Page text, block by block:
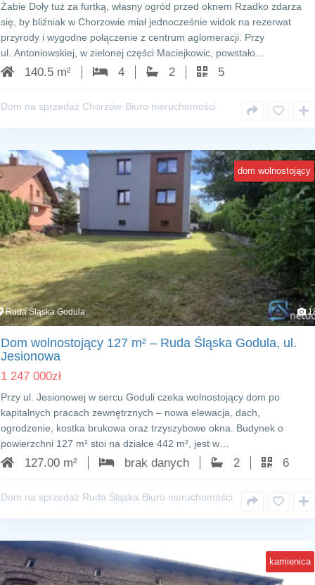
Żabie Doły tuż za furtką, własny ogród przed oknem Rzadko zdarza
się, by bliźniak w Chorzowie miał jednocześnie widok na rezerwat
przyrody i wygodne połączenie z centrum aglomeracji. Przy
ul. Antoniowskiej, w zielonej części Maciejkowic, powstało…
140.5 m² 4 2 5
Dom na sprzedaż Chorzów Biuro nieruchomości
dom wolnostojący
Ruda Śląska Godula
Dom wolnostojący 127 m² – Ruda Śląska Godula, ul.
Jesionowa
1 247 000zł
Przy ul. Jesionowej w sercu Goduli czeka wolnostojący dom po
kapitalnych pracach zewnętrznych – nowa elewacja, dach,
ogrodzenie, kostka brukowa oraz trzyszybowe okna. Budynek o
powierzchni 127 m² stoi na działce 442 m², jest w…
127.00 m² brak danych 2 6
Dom na sprzedaż Ruda Śląska Biuro nieruchomości
kamienica